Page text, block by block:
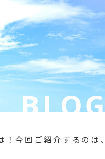
！今回ご紹介するのは、